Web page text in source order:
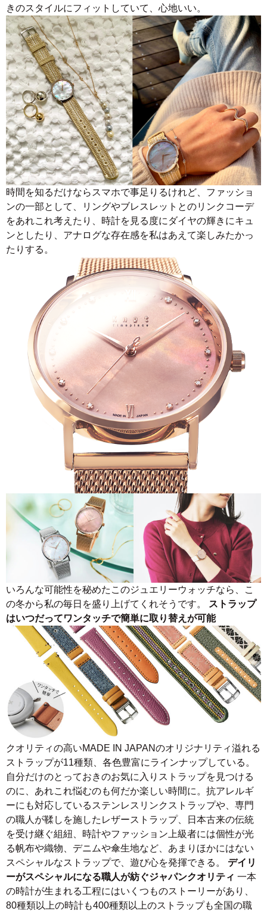
きのスタイルにフィットしていて、心地いい。
時間を知るだけならスマホで事足りるけれど、ファッショ
ンの一部として、リングやブレスレットとのリンクコーデ
をあれこれ考えたり、時計を見る度にダイヤの輝きにキュ
ンとしたり、アナログな存在感を私はあえて楽しみたかっ
たりする。
いろんな可能性を秘めたこのジュエリーウォッチなら、こ
の冬から私の毎日を盛り上げてくれそうです。
ストラップ
はいつだってワンタッチで簡単に取り替えが可能
クオリティの高いMADE IN JAPANのオリジナリティ溢れる
ストラップが11種類、各色豊富にラインナップしている。
自分だけのとっておきのお気に入りストラップを見つける
のに、あれこれ悩むのも何だか楽しい時間に。抗アレルギ
ーにも対応しているステンレスリンクストラップや、専門
の職人が鞣しを施したレザーストラップ、日本古来の伝統
を受け継ぐ組紐、時計やファッション上級者には個性が光
る帆布や織物、デニムや傘生地など、あまりほかにはない
スペシャルなストラップで、遊び心を発揮できる。 デイリ
ーがスペシャルになる職人が紡ぐジャパンクオリティ 一本
の時計が生まれる工程にはいくつものストーリーがあり、
80種類以上の時計も400種類以上のストラップも全国の職